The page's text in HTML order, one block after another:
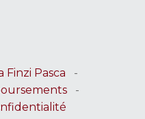
Finzi Pasca -
-